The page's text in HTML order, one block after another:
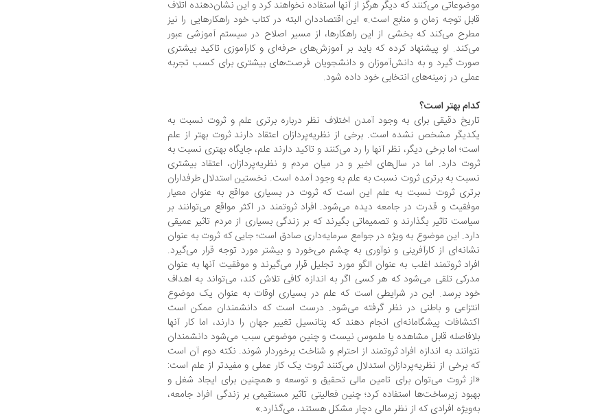
موضوعاتی می‌کنند که دیگر هرگز از آنها استفاده نخواهند کرد و این نشان‌دهنده اتلاف
قابل توجه زمان و منابع است.» این اقتصاددان البته در کتاب خود راهکارهایی را نیز
مطرح می‌کند که بخشی از این راهکارها، از مسیر اصلاح در سیستم آموزشی عبور
می‌کند. او پیشنهاد کرده که باید بر آموزش‌های حرفه‌ای و کارآموزی تاکید بیشتری
صورت گیرد و به دانش‌آموزان و دانشجویان فرصت‌های بیشتری برای کسب تجربه
عملی در زمینه‌های انتخابی خود داده شود.
کدام بهتر است؟
تاریخ دقیقی برای به وجود آمدن اختلاف نظر درباره برتری علم و ثروت نسبت به
یکدیگر مشخص نشده است. برخی از نظریه‌پردازان اعتقاد دارند ثروت بهتر از علم
است؛ اما برخی دیگر، نظر آنها را رد می‌کنند و تاکید دارند علم، جایگاه بهتری نسبت به
ثروت دارد. اما در سال‌های اخیر و در میان مردم و نظریه‌پردازان، اعتقاد بیشتری
نسبت به برتری ثروت نسبت به علم به وجود آمده است. نخستین استدلال طرفداران
برتری ثروت نسبت به علم این است که ثروت در بسیاری مواقع به عنوان معیار
موفقیت و قدرت در جامعه دیده می‌شود. افراد ثروتمند در اکثر مواقع می‌توانند بر
سیاست تاثیر بگذارند و تصمیماتی بگیرند که بر زندگی بسیاری از مردم تاثیر عمیقی
دارد. این موضوع به ویژه در جوامع سرمایه‌داری صادق است؛ جایی که ثروت به عنوان
نشانه‌ای از کارآفرینی و نوآوری به چشم می‌خورد و بیشتر مورد توجه قرار می‌گیرد.
افراد ثروتمند اغلب به عنوان الگو مورد تجلیل قرار می‌گیرند و موفقیت آنها به عنوان
مدرکی تلقی می‌شود که هر کسی اگر به اندازه کافی تلاش کند، می‌تواند به اهداف
خود برسد. این در شرایطی است که علم در بسیاری اوقات به عنوان یک موضوع
انتزاعی و باطنی در نظر گرفته می‌شود. درست است که دانشمندان ممکن است
اکتشافات پیشگامانه‌ای انجام دهند که پتانسیل تغییر جهان را دارند، اما کار آنها
بلافاصله قابل مشاهده یا ملموس نیست و چنین موضوعی سبب می‌شود دانشمندان
نتوانند به اندازه افراد ثروتمند از احترام و شناخت برخوردار شوند. نکته دوم آن است
که برخی از نظریه‌پردازان استدلال می‌کنند ثروت یک کار عملی و مفیدتر از علم است:
«از ثروت می‌توان برای تامین مالی تحقیق و توسعه و همچنین برای ایجاد شغل و
بهبود زیرساخت‌ها استفاده کرد؛ چنین فعالیتی تاثیر مستقیمی بر زندگی افراد جامعه،
به‌ویژه افرادی که از نظر مالی دچار مشکل هستند، می‌گذارد.»